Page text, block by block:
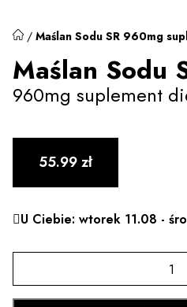
/ Maślan Sodu SR 960mg
Maślan Sodu
960mg suplement
55.99zł
U Ciebie: wtorek 11.08 -